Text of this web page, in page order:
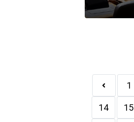
1
14 15